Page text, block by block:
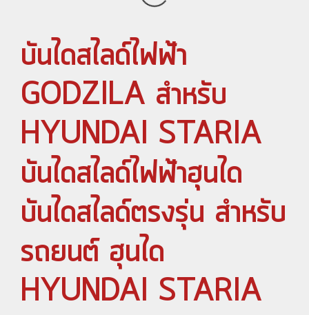
บันไดสไลด์ไฟฟ้า
GODZILA สำหรับ
HYUNDAI STARIA
บันไดสไลด์ไฟฟ้าฮุนได
บันไดสไลด์ตรงรุ่น สำหรับ
รถยนต์ ฮุนได
HYUNDAI STARIA